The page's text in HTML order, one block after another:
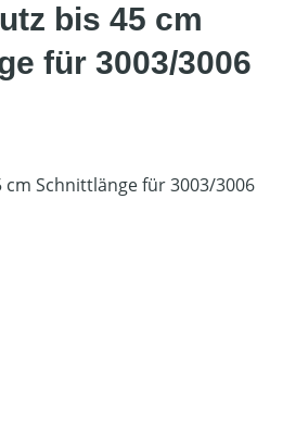
bis 45 cm
für 3003/3006